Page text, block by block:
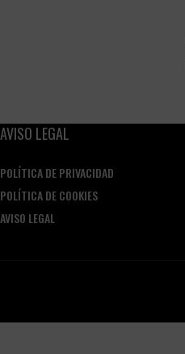
AVISO LEGAL
POLÍTICA DE PRIVACIDAD
POLÍTICA DE COOKIES
AVISO LEGAL